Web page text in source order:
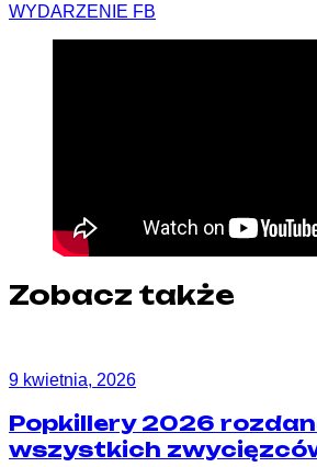
WYDARZENIE FB
Zobacz także
9 kwietnia, 2026
Popkillery 2026
wszystkich